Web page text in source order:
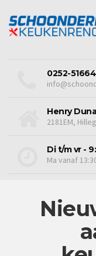
0252-
Henry
2181EM,
Di t/m vr -
Ma vanaf